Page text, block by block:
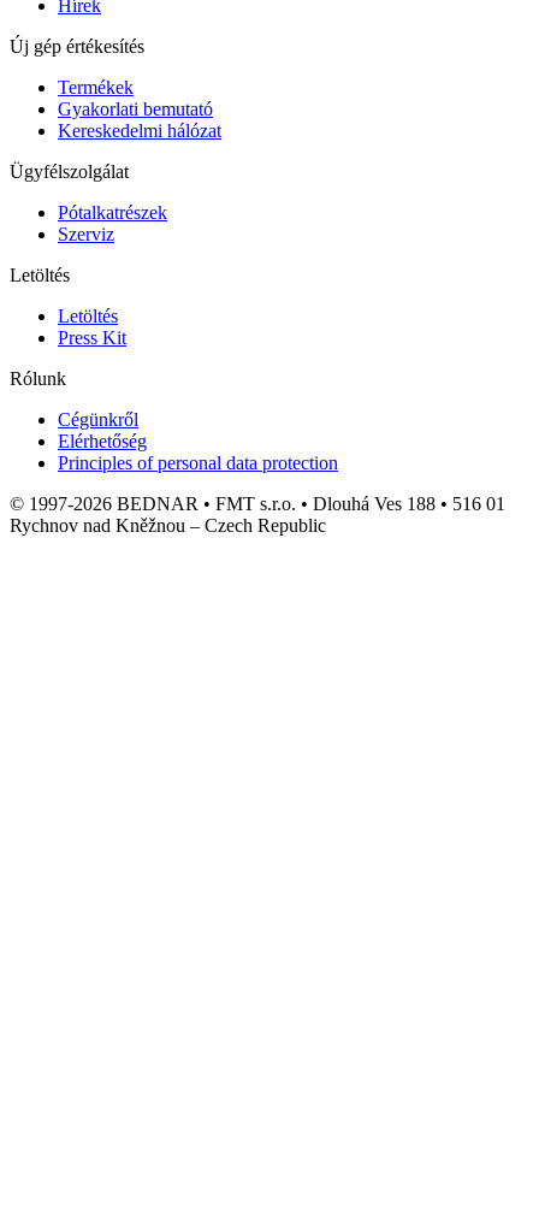
Hírek
Új gép értékesítés
Termékek
Gyakorlati bemutató
Kereskedelmi hálózat
Ügyfélszolgálat
Pótalkatrészek
Szerviz
Letöltés
Letöltés
Press Kit
Rólunk
Cégünkről
Elérhetőség
Principles of personal data protection
© 1997-2026 BEDNAR • FMT s.r.o. • Dlouhá Ves 188 • 516 01
Rychnov nad Kněžnou – Czech Republic